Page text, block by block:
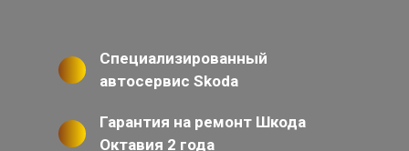
Специализированный
автосервис Skoda
Гарантия на ремонт Шкода
Октавия 2 года